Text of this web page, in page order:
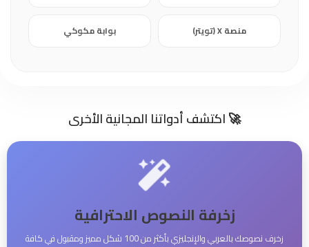
منصة X (تويتر) بوابة مكوكي
🚀 اكتشف أدواتنا المجانية الأخرى
زخرفة النصوص الاحترافية
زخرف نصوصك بالعربي والإنجليزي بأكثر من 100 شكل مميز ومقبول في كافة